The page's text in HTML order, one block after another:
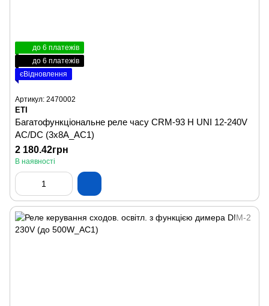
до 6 платежів
до 6 платежів
єВідновлення
Артикул: 2470002
ETI
Багатофункціональне реле часу CRM-93 H UNI 12-240V
AC/DC (3x8A_AC1)
2 180.42грн
В наявності